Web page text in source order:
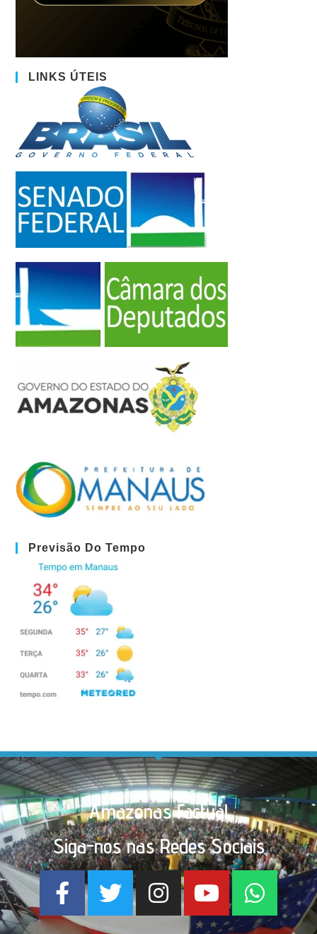
LINKS ÚTEIS
Previsão Do Tempo
Amazonas Factual
Siga-nos nas Redes Sociais